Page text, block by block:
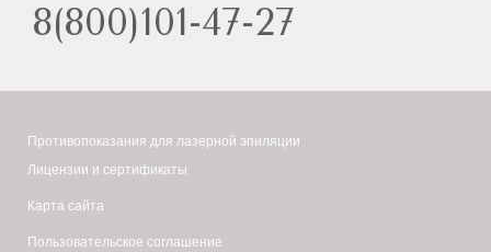
8(800)101-47-27
Противопоказания для лазерной эпиляции
Лицензии и сертификаты
Карта сайта
Пользовательское соглашение